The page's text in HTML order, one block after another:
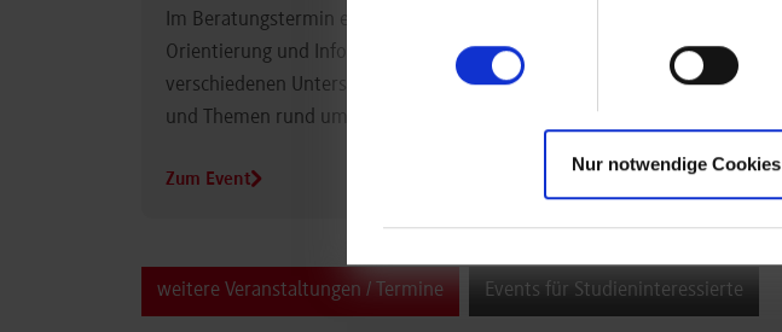
Nur notwendige Cookies
Im Beratungstermin erhalten Studierende
Orientierung und Informationen zu
verschiedenen Unterstützungsmöglichkeiten
und Themen rund um das Studium.
Zum Event
Studierende
Zum Event
weitere Veranstaltungen / Termine Events für Studieninteressierte